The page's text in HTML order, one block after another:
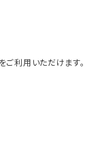
ご利用いただけます。